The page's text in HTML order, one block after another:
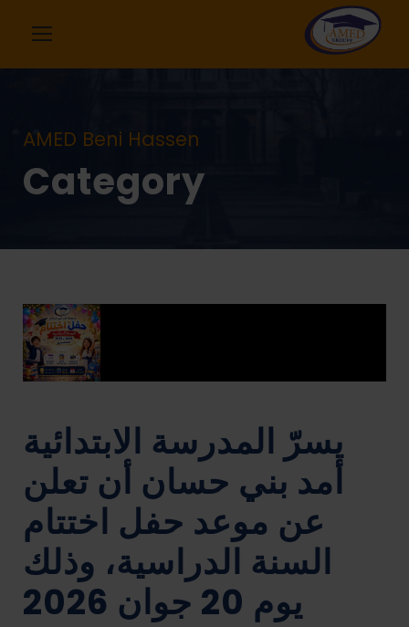
AMED Beni Hassen
Category
يسرّ المدرسة الابتدائية
أمد بني حسان أن تعلن
عن موعد حفل اختتام
السنة الدراسية، وذلك
يوم 20 جوان 2026